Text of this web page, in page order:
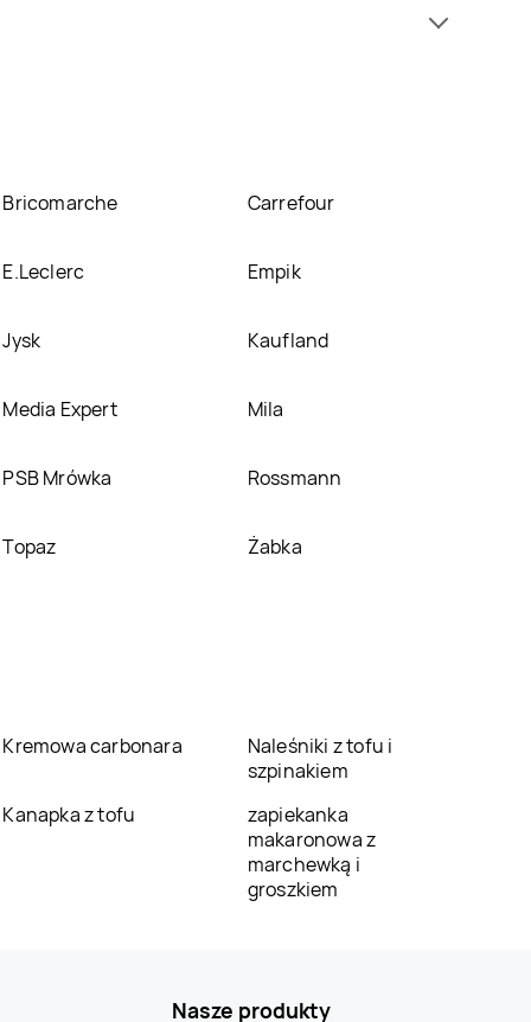
Bricomarche Carrefour
E.Leclerc Empik
Jysk Kaufland
Media Expert Mila
PSB Mrówka Rossmann
Topaz Żabka
Kremowa carbonara
Naleśniki z tofu i
szpinakiem
Kanapka z tofu
zapiekanka
makaronowa z
marchewką i
groszkiem
Nasze produkty